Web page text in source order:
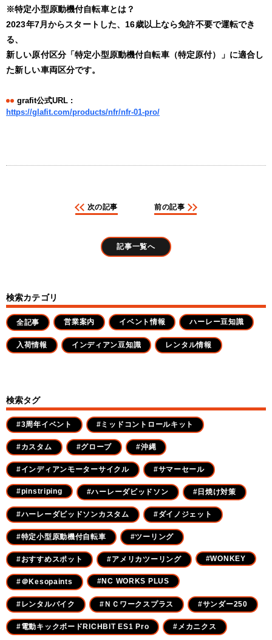
※特定小型原動機付自転車とは？
2023年7月からスタートした、16歳以上なら免許不要で運転でき
る、
新しい原付区分「特定小型原動機付自転車（特定原付）」に適合し
た新しい車両区分です。
grafit公式URL :
https://glafit.com/products/nfr/nfr-01-pro/
次の記事 前の記事
記事一覧へ
検索カテゴリ
全記事 営業案内 イベント情報 ハーレー豆知識
入荷情報 インディアン豆知識 レンタル情報
検索タグ
#3周年イベント #ミッドコントロールキット
#カスタム #グローブ #沖縄
#インディアンモーターサイクル #サマーセール
#pinstriping #ハーレーダビッドソン #日焼け対策
#ハーレーダビッドソンカスタム #ダイノジェット
#特定小型原動機付自転車 #ツーリング
#おすすめスポット #アメリカツーリング #WONKEY
#＠Kesopaints #NC WORKS PLUS
#レンタルバイク #ＮＣワークスプラス #サンダー250
#電動キックボードRICHBIT ES1 Pro #メカニクス